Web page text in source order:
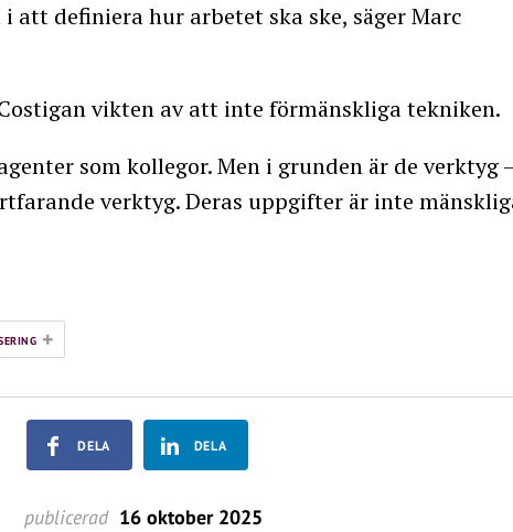
att definiera hur arbetet ska ske, säger Marc
vikten av att inte förmänskliga tekniken.
som kollegor. Men i grunden är de verktyg
verktyg. Deras uppgifter är inte
+
DELA DELA
publicerad 16 oktober 2025